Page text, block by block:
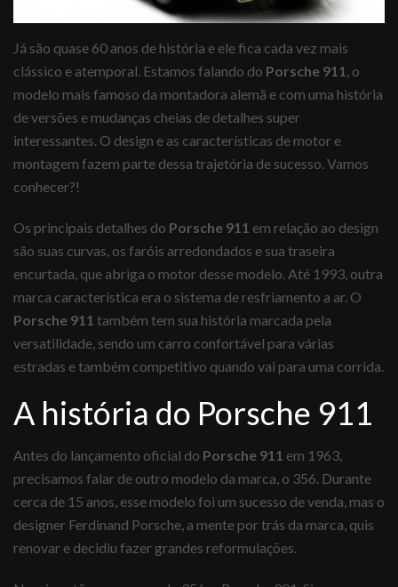
Já são quase 60 anos de história e ele fica cada vez mais
clássico e atemporal. Estamos falando do Porsche 911 , o
modelo mais famoso da montadora alemã e com uma história
de versões e mudanças cheias de detalhes super
interessantes. O design e as características de motor e
montagem fazem parte dessa trajetória de sucesso. Vamos
conhecer?!
Os principais detalhes do Porsche 911 em relação ao design
são suas curvas, os faróis arredondados e sua traseira
encurtada, que abriga o motor desse modelo. Até 1993, outra
marca característica era o sistema de resfriamento a ar. O
Porsche 911 também tem sua história marcada pela
versatilidade, sendo um carro confortável para várias
estradas e também competitivo quando vai para uma corrida.
A história do Porsche 911
Antes do lançamento oficial do Porsche 911 em 1963,
precisamos falar de outro modelo da marca, o 356. Durante
cerca de 15 anos, esse modelo foi um sucesso de venda, mas o
designer Ferdinand Porsche, a mente por trás da marca, quis
renovar e decidiu fazer grandes reformulações.